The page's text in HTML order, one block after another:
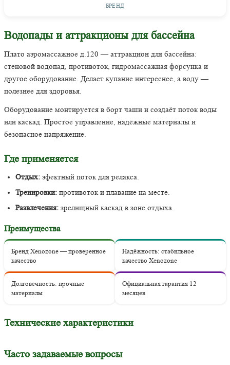
БРЕНД
Водопады и аттракционы для бассейна
Плато аэромассажное д.120 — аттракцион для бассейна:
стеновой водопад, противоток, гидромассажная форсунка и
другое оборудование. Делает купание интереснее, а воду —
полезнее для здоровья.
Оборудование монтируется в борт чаши и создаёт поток воды
или каскад. Простое управление, надёжные материалы и
безопасное напряжение.
Где применяется
Отдых: эфектный поток для релакса.
Тренировки: противоток и плавание на месте.
Развлечения: зрелищный каскад в зоне отдыха.
Преимущества
Бренд Xenozone — проверенное
качество
Надёжность: стабильное
качество Xenozone
Долговечность: прочные
материалы
Официальная гарантия 12
месяцев
Технические характеристики
Часто задаваемые вопросы